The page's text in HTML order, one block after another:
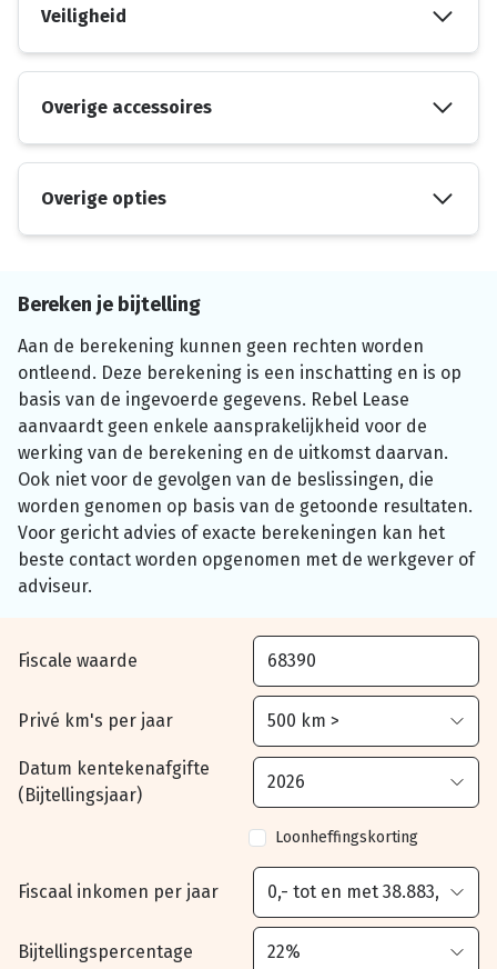
Veiligheid
Overige accessoires
Overige opties
Bereken je bijtelling
Aan de berekening kunnen geen rechten worden
ontleend. Deze berekening is een inschatting en is op
basis van de ingevoerde gegevens. Rebel Lease
aanvaardt geen enkele aansprakelijkheid voor de
werking van de berekening en de uitkomst daarvan.
Ook niet voor de gevolgen van de beslissingen, die
worden genomen op basis van de getoonde resultaten.
Voor gericht advies of exacte berekeningen kan het
beste contact worden opgenomen met de werkgever of
adviseur.
Fiscale waarde
Privé km's per jaar
Datum kentekenafgifte
(Bijtellingsjaar)
Loonheffingskorting
Fiscaal inkomen per jaar
Bijtellingspercentage